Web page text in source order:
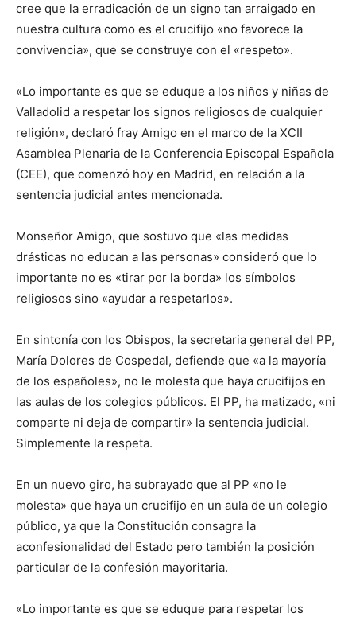
cree que la erradicación de un signo tan arraigado en
nuestra cultura como es el crucifijo «no favorece la
convivencia», que se construye con el «respeto».
«Lo importante es que se eduque a los niños y niñas de
Valladolid a respetar los signos religiosos de cualquier
religión», declaró fray Amigo en el marco de la XCII
Asamblea Plenaria de la Conferencia Episcopal Española
(CEE), que comenzó hoy en Madrid, en relación a la
sentencia judicial antes mencionada.
Monseñor Amigo, que sostuvo que «las medidas
drásticas no educan a las personas» consideró que lo
importante no es «tirar por la borda» los símbolos
religiosos sino «ayudar a respetarlos».
En sintonía con los Obispos, la secretaria general del PP,
María Dolores de Cospedal, defiende que «a la mayoría
de los españoles», no le molesta que haya crucifijos en
las aulas de los colegios públicos. El PP, ha matizado, «ni
comparte ni deja de compartir» la sentencia judicial.
Simplemente la respeta.
En un nuevo giro, ha subrayado que al PP «no le
molesta» que haya un crucifijo en un aula de un colegio
público, ya que la Constitución consagra la
aconfesionalidad del Estado pero también la posición
particular de la confesión mayoritaria.
«Lo importante es que se eduque para respetar los